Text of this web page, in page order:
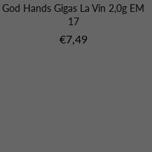
God Hands Gigas La Vin 2,0g EM
17
Normaler
€7,49